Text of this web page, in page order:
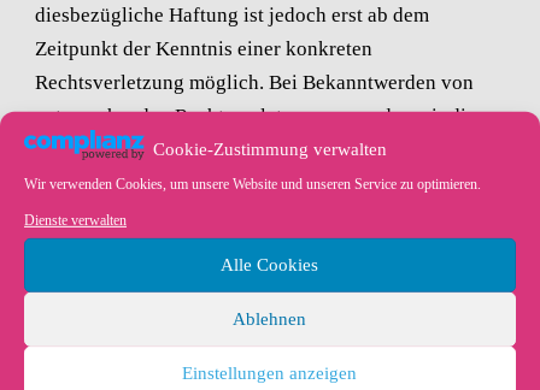
Cookie-Zustimmung verwalten
Wir verwenden Cookies, um unsere Website und unseren Service zu optimieren.
Dienste verwalten
Alle Cookies
Ablehnen
Einstellungen anzeigen
diesbezügliche Haftung ist jedoch erst ab dem
Zeitpunkt der Kenntnis einer konkreten
Rechtsverletzung möglich. Bei Bekanntwerden von
entsprechenden Rechtsverletzungen werden wir diese
Inhalte umgehend entfernen.
Haftung für Links
Unser Angebot enthält Links zu externen Websites
Dritter, auf deren Inhalte wir keinen Einfluss haben.
Deshalb können wir für diese fremden Inhalte auch
keine Gewähr übernehmen. Für die Inhalte der
verlinkten Seiten ist stets der jeweilige Anbieter oder